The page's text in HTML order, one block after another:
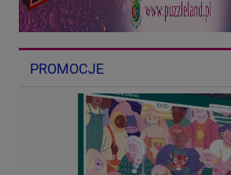
PROMOCJE